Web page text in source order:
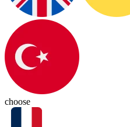
choose